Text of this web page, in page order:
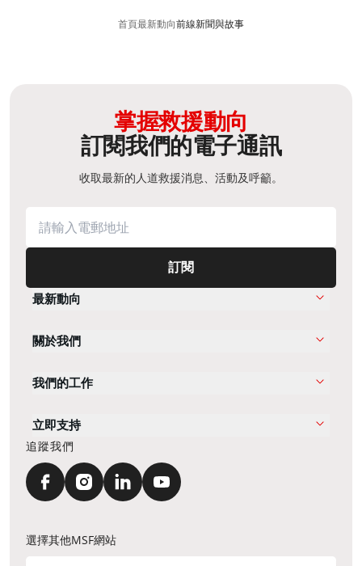
首頁最新動向前線新聞與故事
掌握救援動向
訂閱我們的電子通訊
收取最新的人道救援消息、活動及呼籲。
訂閱
最新動向
關於我們
我們的工作
立即支持
追蹤我們
選擇其他MSF網站